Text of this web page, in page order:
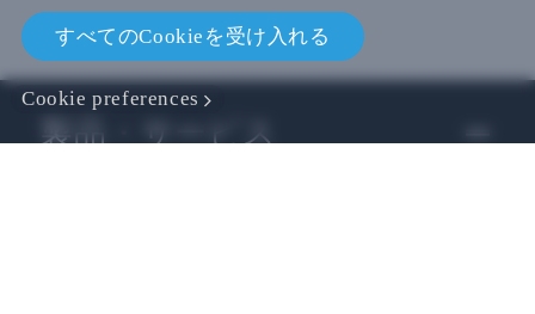
すべてのCookieを受け入れる
Cookie preferences
製品・サービス